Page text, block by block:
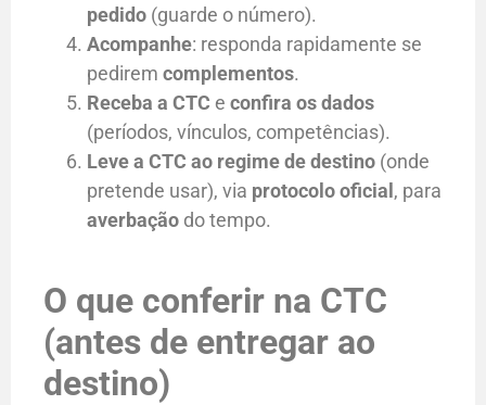
pedido (guarde o número).
Acompanhe: responda rapidamente se
pedirem complementos.
Receba a CTC e confira os dados
(períodos, vínculos, competências).
Leve a CTC ao regime de destino (onde
pretende usar), via protocolo oficial , para
averbação do tempo.
O que conferir na CTC
(antes de entregar ao
destino)